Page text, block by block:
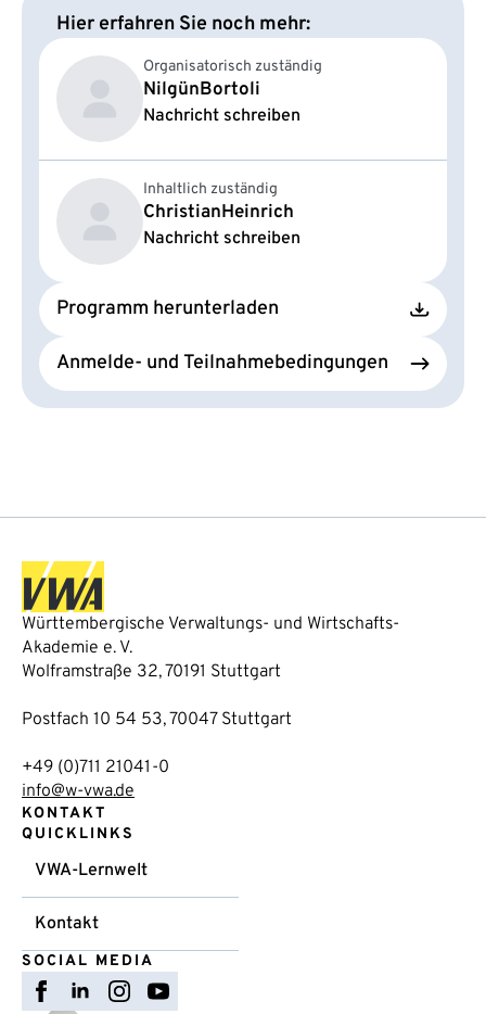
Hier erfahren Sie noch mehr:
Organisatorisch zuständig
NilgünBortoli
Nachricht schreiben
Inhaltlich zuständig
ChristianHeinrich
Nachricht schreiben
Programm herunterladen
Anmelde- und Teilnahmebedingungen
Württembergische Verwaltungs- und Wirtschafts-
Akademie e. V.
Wolframstraße 32, 70191 Stuttgart
Postfach 10 54 53, 70047 Stuttgart
+49 (0)711 21041-0
info@w-vwa.de
KONTAKT
QUICKLINKS
VWA-Lernwelt
Kontakt
SOCIAL MEDIA